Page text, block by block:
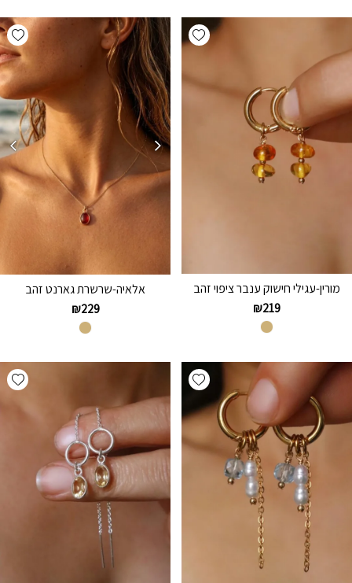
Add wishlist
מורין-עגילי חישוק ענבר ציפוי זהב
₪219
אלאיה-שרשרת גארנט זהב
₪229
Add wishlist